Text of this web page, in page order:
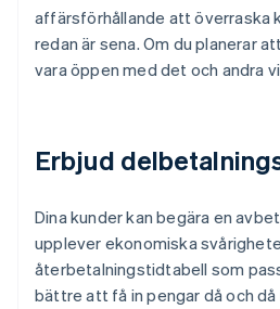
affärsförhållande att överraska
redan är sena. Om du planerar
vara öppen med det och andra
Erbjud
Dina kunder kan begära en
upplever ekonomiska
återbetalningstidtabell som
bättre att få in pengar då och